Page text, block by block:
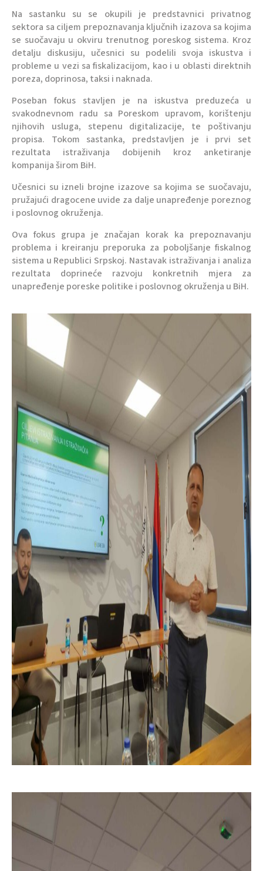
Na sastanku su se okupili je predstavnici privatnog
sektora sa ciljem prepoznavanja ključnih izazova sa kojima
se suočavaju u okviru trenutnog poreskog sistema. Kroz
detalju diskusiju, učesnici su podelili svoja iskustva i
probleme u vezi sa fiskalizacijom, kao i u oblasti direktnih
poreza, doprinosa, taksi i naknada.
Poseban fokus stavljen je na iskustva preduzeća u
svakodnevnom radu sa Poreskom upravom, korištenju
njihovih usluga, stepenu digitalizacije, te poštivanju
propisa. Tokom sastanka, predstavljen je i prvi set
rezultata istraživanja dobijenih kroz anketiranje
kompanija širom BiH.
Učesnici su izneli brojne izazove sa kojima se suočavaju,
pružajući dragocene uvide za dalje unapređenje poreznog
i poslovnog okruženja.
Ova fokus grupa je značajan korak ka prepoznavanju
problema i kreiranju preporuka za poboljšanje fiskalnog
sistema u Republici Srpskoj. Nastavak istraživanja i analiza
rezultata doprineće razvoju konkretnih mjera za
unapređenje poreske politike i poslovnog okruženja u BiH.